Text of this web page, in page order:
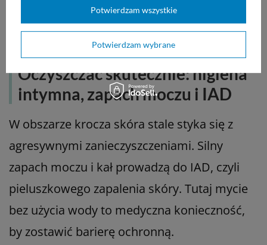
Oczyszczać skutecznie: higiena
intymna, zapach moczu i IAD
W obszarze krocza skóra stale styka się z
agresywnymi zanieczyszczeniami. Silny
zapach moczu i kał prowadzą do IAD, czyli
pieluszkowego zapalenia skóry. Tutaj mycie
bez użycia wody to medyczna konieczność,
by zostawić barierę ochronną.
Potwierdzam wybrane
Potwierdzam wszystkie